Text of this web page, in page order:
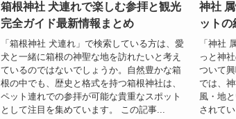
箱根神社 犬連れで楽しむ参拝と観光
完全ガイド最新情報まとめ
「箱根神社 犬連れ」で検索している方は、愛
犬と一緒に箱根の神聖な地を訪れたいと考え
ているのではないでしょうか。自然豊かな箱
根の中でも、歴史と格式を持つ箱根神社は、
ペット連れでの参拝が可能な貴重なスポット
として注目を集めています。 この記事...
神社
ット
「神社
っと神
ついて
では、
風・地
されて